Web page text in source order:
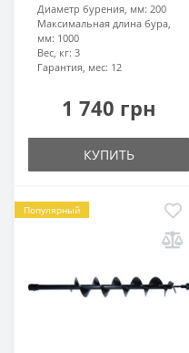
Диаметр бурения, мм: 200
Максимальная длина бура,
мм: 1000
Вес, кг: 3
Гарантия, мес: 12
1 740 грн
КУПИТЬ
Популярный